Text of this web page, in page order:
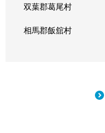
双葉郡葛尾村
相馬郡飯舘村